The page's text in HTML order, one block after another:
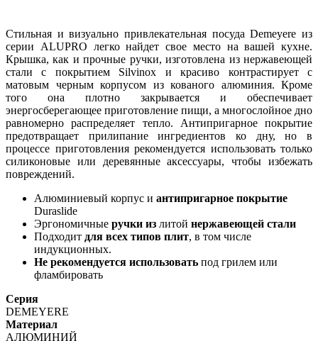
Стильная и визуально привлекательная посуда Demeyere из
серии ALUPRO легко найдет свое место на вашей кухне.
Крышка, как и прочные ручки, изготовлена ​​из нержавеющей
стали с покрытием Silvinox и красиво контрастирует с
матовым черным корпусом из кованого алюминия. Кроме
того она плотно закрывается и обеспечивает
энергосберегающее приготовление пищи, а многослойное дно
равномерно распределяет тепло. Антипригарное покрытие
предотвращает прилипание ингредиентов ко дну, но в
процессе приготовления рекомендуется использовать только
силиконовые или деревянные аксессуары, чтобы избежать
повреждений.
Алюминиевый корпус и антипригарное покрытие
Duraslide
Эргономичные ручки из литой нержавеющей стали
Подходит для всех типов плит, в том числе
индукционных.
Не рекомендуется использовать под грилем или
фламбировать
Серия
DEMEYERE
Материал
АЛЮМИНИЙ